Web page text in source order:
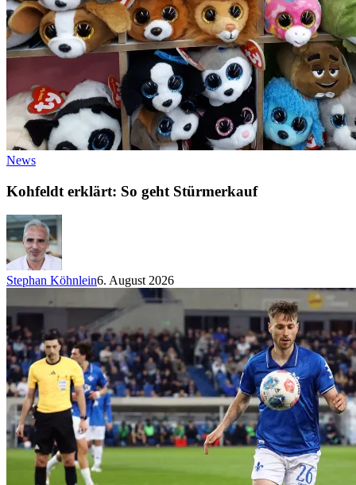
News
Kohfeldt erklärt: So geht Stürmerkauf
Stephan Köhnlein6. August 2026